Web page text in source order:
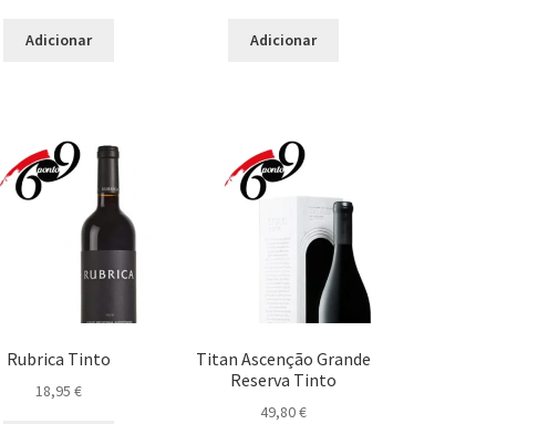
Adicionar Adicionar
Rubrica Tinto
18,95 €
Titan Ascenção Grande
Reserva Tinto
49,80€